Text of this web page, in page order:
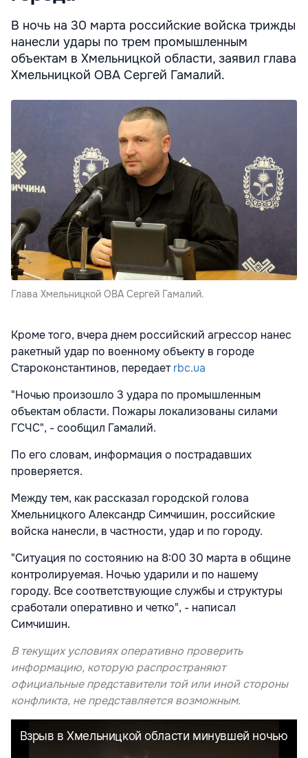
В ночь на 30 марта российские войска трижды
нанесли удары по трем промышленным
объектам в Хмельницкой области, заявил глава
Хмельницкой ОВА Сергей Гамалий.
Глава Хмельницкой ОВА Сергей Гамалий.
Кроме того, вчера днем российский агрессор нанес
ракетный удар по военному объекту в городе
Староконстантинов, передаетrbc.ua
"Ночью произошло 3 удара по промышленным
объектам области. Пожары локализованы силами
ГСЧС", - сообщил Гамалий.
По его словам, информация о пострадавших
проверяется.
Между тем, как рассказал городской голова
Хмельницкого Александр Симчишин, российские
войска нанесли, в частности, удар и по городу.
"Ситуация по состоянию на 8:00 30 марта в общине
контролируемая. Ночью ударили и по нашему
городу. Все соответствующие службы и структуры
сработали оперативно и четко", - написал
Симчишин.
В текущих условиях оперативно проверить
информацию, которую распространяют
официальные представители той или иной стороны
конфликта, не представляется возможным.